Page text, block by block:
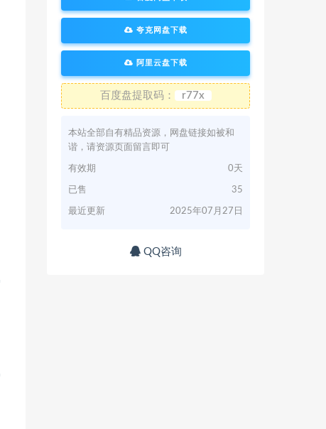
夸克网盘下载
阿里云盘下载
百度盘提取码： r77x
本站全部自有精品资源，网盘链接如被和
谐，请资源页面留言即可
有效期 0天
已售 35
最近更新 2025年07月27日
QQ咨询